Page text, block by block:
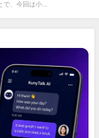
で、今回は小...